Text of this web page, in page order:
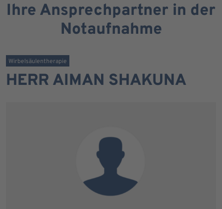
Ihre Ansprechpartner in der
Notaufnahme
Wirbelsäulentherapie
HERR AIMAN SHAKUNA